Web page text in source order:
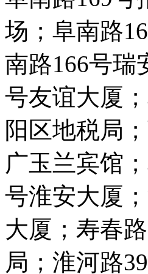
场；阜南路
南路166号瑞
号友谊大厦
阳区地税局
广玉兰宾馆
号淮安大厦
大厦；寿春
局；淮河路